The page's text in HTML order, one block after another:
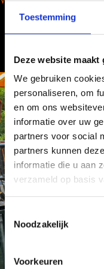
Toestemming
Deze website
We gebruiken
personaliseren, om
en om ons
informatie over uw
partners voor social
partners kunnen
informatie die u aan
verzameld op basis
T
e
s
Noodzakelijk
Voorkeuren